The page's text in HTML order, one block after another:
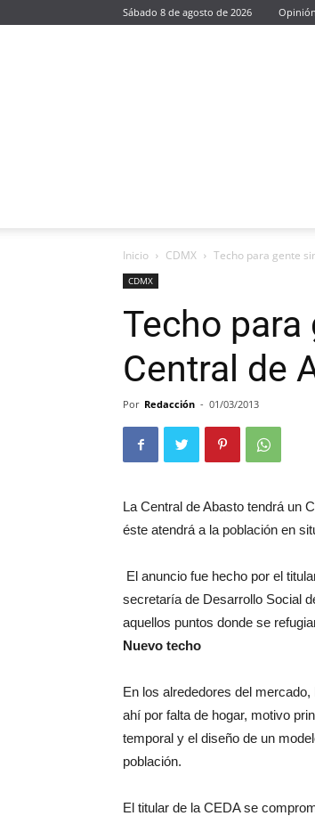
Sábado 8 de agosto de 2026 Opinión
Inicio CDMX Techo para gente
CDMX
Techo
Central de
Por Redacción - 01/03/2013
La Central de Abasto tendrá un
éste atendrá a la población en
El anuncio fue hecho por el
secretaría de Desarrollo Social
aquellos puntos donde se
Nuevo techo
En los alrededores del
ahí por falta de hogar, motivo
temporal y el diseño de un
población.
El titular de la CEDA se